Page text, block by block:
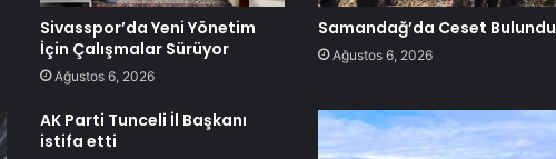
Sivasspor’da Yeni Yönetim
İçin Çalışmalar Sürüyor
Ağustos 6, 2026
Samandağ’da Ceset Bulundu
Ağustos 6, 2026
AK Parti Tunceli İl Başkanı
istifa etti